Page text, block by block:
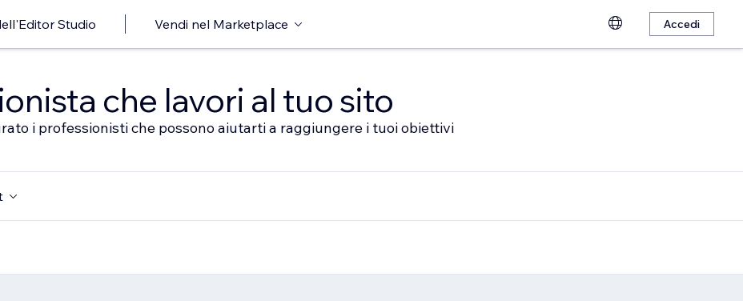
Studio Vendi nel Marketplace Accedi
che lavori al tuo sito
i professionisti che possono aiutarti a raggiungere i tuoi obiettivi